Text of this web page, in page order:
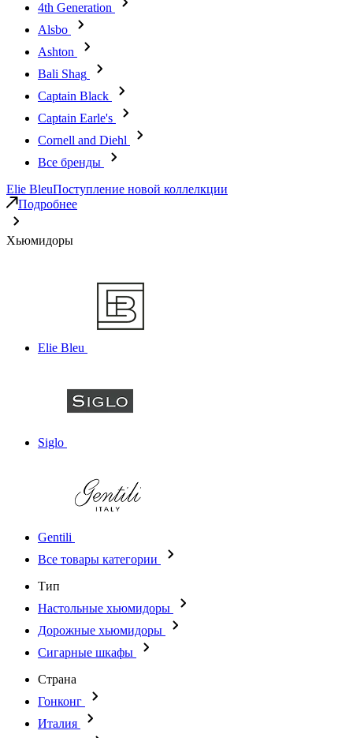
4th Generation
Alsbo
Ashton
Bali Shag
Captain Black
Captain Earle's
Cornell and Diehl
Все бренды
Elie BleuПоступление новой коллелкции
Подробнее
Хьюмидоры
Elie Bleu
Siglo
Gentili
Все товары категории
Тип
Настольные хьюмидоры
Дорожные хьюмидоры
Сигарные шкафы
Страна
Гонконг
Италия